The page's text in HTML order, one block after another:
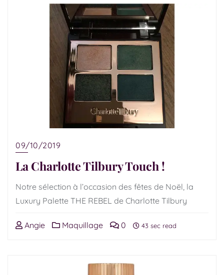
09/10/2019
La Charlotte Tilbury Touch !
Notre sélection à l’occasion des fêtes de Noël, la
Luxury Palette THE REBEL de Charlotte Tilbury
Angie Maquillage 0 43 sec read